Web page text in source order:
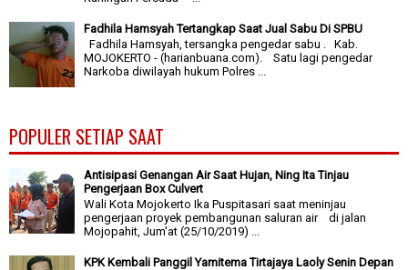
Fadhila Hamsyah Tertangkap Saat Jual Sabu Di SPBU
Fadhila Hamsyah, tersangka pengedar sabu . Kab.
MOJOKERTO - (harianbuana.com). Satu lagi pengedar
Narkoba diwilayah hukum Polres ...
POPULER SETIAP SAAT
Antisipasi Genangan Air Saat Hujan, Ning Ita Tinjau
Pengerjaan Box Culvert
Wali Kota Mojokerto Ika Puspitasari saat meninjau
pengerjaan proyek pembangunan saluran air di jalan
Mojopahit, Jum'at (25/10/2019) ...
KPK Kembali Panggil Yamitema Tirtajaya Laoly Senin Depan